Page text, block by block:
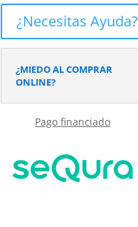
resina
textura
pizarra
efecto
GROVEN
STONE
3D
¿Necesitas Ayuda?
¿MIEDO AL COMPRAR
ONLINE?
Pago financiado